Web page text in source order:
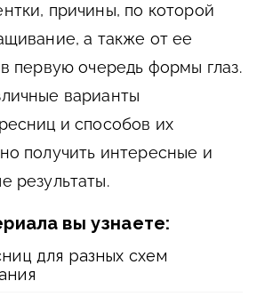
причины, по которой
а также от ее
первую очередь формы глаз.
варианты
и способов их
получить интересные и
результаты.
вы узнаете:
для разных схем